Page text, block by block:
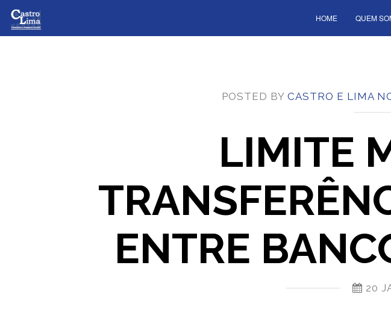
HOME QUEM
POSTED BY CASTRO E LIMA
LIMITE
ENTRE
20